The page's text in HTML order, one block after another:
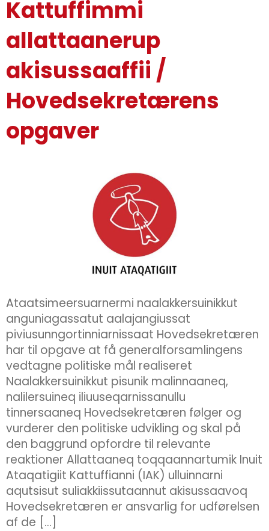
Kattuffimmi
allattaanerup
akisussaaffii /
Hovedsekretærens
opgaver
Ataatsimeersuarnermi naalakkersuinikkut
anguniagassatut aalajangiussat
piviusunngortinniarnissaat Hovedsekretæren
har til opgave at få generalforsamlingens
vedtagne politiske mål realiseret
Naalakkersuinikkut pisunik malinnaaneq,
nalilersuineq iliuuseqarnissanullu
tinnersaaneq Hovedsekretæren følger og
vurderer den politiske udvikling og skal på
den baggrund opfordre til relevante
reaktioner Allattaaneq toqqaannartumik Inuit
Ataqatigiit Kattuffianni (IAK) ulluinnarni
aqutsisut suliakkiissutaannut akisussaavoq
Hovedsekretæren er ansvarlig for udførelsen
af de […]